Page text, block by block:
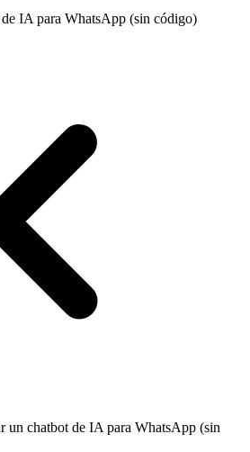
un chatbot de IA para WhatsApp (sin